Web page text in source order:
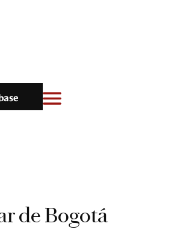
de Bogotá